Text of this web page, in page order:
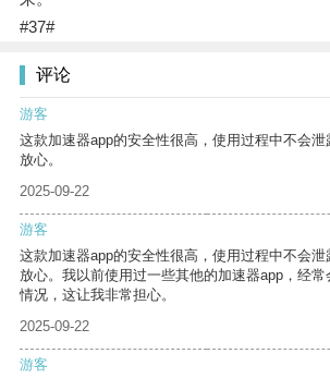
#37#
评论
游客
这款加速器app的安全性很高，使用过程中不会
放心。
2025-09-22
游客
这款加速器app的安全性很高，使用过程中不会
放心。我以前使用过一些其他的加速器app，经
情况，这让我非常担心。
2025-09-22
游客